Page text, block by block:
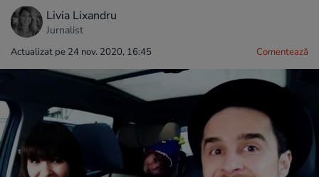
Livia Lixandru
Jurnalist
Actualizat pe 24 nov. 2020, 16:45 Comentează